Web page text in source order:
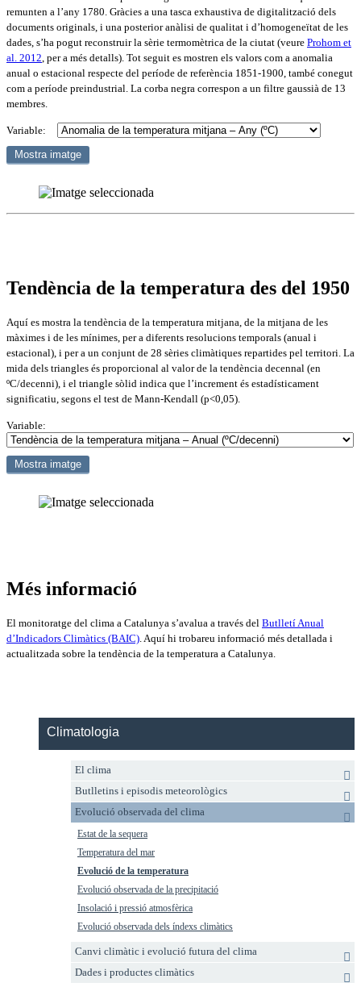
remunten a l’any 1780. Gràcies a una tasca exhaustiva de digitalització dels
documents originals, i una posterior anàlisi de qualitat i d’homogeneïtat de les
dades, s’ha pogut reconstruir la sèrie termomètrica de la ciutat (veure Prohom et
al. 2012, per a més detalls). Tot seguit es mostren els valors com a anomalia
anual o estacional respecte del període de referència 1851-1900, també conegut
com a període preindustrial. La corba negra correspon a un filtre gaussià de 13
membres.
Variable:
Tendència de la temperatura des del 1950
Aquí es mostra la tendència de la temperatura mitjana, de la mitjana de les
màximes i de les mínimes, per a diferents resolucions temporals (anual i
estacional), i per a un conjunt de 28 sèries climàtiques repartides pel territori. La
mida dels triangles és proporcional al valor de la tendència decennal (en
ºC/decenni), i el triangle sòlid indica que l’increment és estadísticament
significatiu, segons el test de Mann-Kendall (p<0,05).
Variable:
Més informació
El monitoratge del clima a Catalunya s’avalua a través del Butlletí Anual
d’Indicadors Climàtics (BAIC). Aquí hi trobareu informació més detallada i
actualitzada sobre la tendència de la temperatura a Catalunya.
Climatologia
El clima
Butlletins i episodis meteorològics
Evolució observada del clima
Estat de la sequera
Temperatura del mar
Evolució de la temperatura
Evolució observada de la precipitació
Insolació i pressió atmosfèrica
Evolució observada dels índexs climàtics
Canvi climàtic i evolució futura del clima
Dades i productes climàtics